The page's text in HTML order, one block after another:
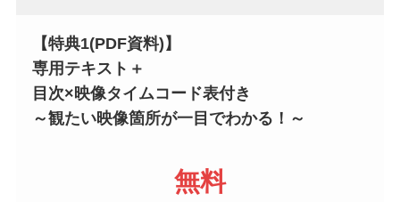
【特典1(PDF資料) 】
専用テキスト＋
目次×映像タイムコード表付き
～観たい映像箇所が一目でわかる！～
無料